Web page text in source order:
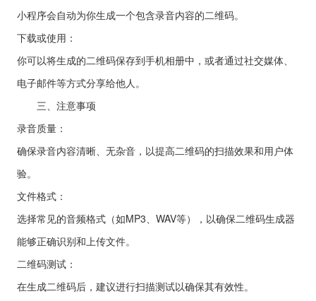
小程序会自动为你生成一个包含录音内容的二维码。
下载或使用：
你可以将生成的二维码保存到手机相册中，或者通过社交媒体、
电子邮件等方式分享给他人。
三、注意事项
录音质量：
确保录音内容清晰、无杂音，以提高二维码的扫描效果和用户体
验。
文件格式：
选择常见的音频格式（如MP3、WAV等），以确保二维码生成器
能够正确识别和上传文件。
二维码测试：
在生成二维码后，建议进行扫描测试以确保其有效性。